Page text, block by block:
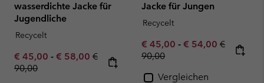
wasserdichte Jacke für
Jugendliche
Recycelt
Minimum sale price:
€ 45,00 - Maximum sale price:
€ 58,00 Regular price:
€
90,00
Jacke für Jungen
Recycelt
Minimum sale price:
€ 45,00 - Maximum sale
€ 54,00 Regular
€
90,00
Vergleichen